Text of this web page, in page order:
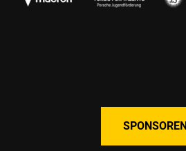
SPONSOREN